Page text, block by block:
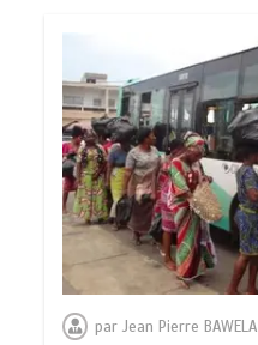
parJean Pierre BAWELA